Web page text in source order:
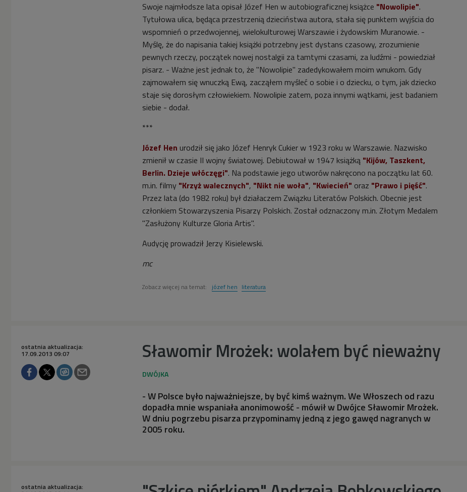
Swoje najmłodsze lata opisał Józef Hen w autobiograficznej książce "Nowolipie".
Tytułowa ulica, będąca przestrzenią dzieciństwa autora, stała się punktem wyjścia do
wspomnień o przedwojennej, wielokulturowej Warszawie i żydowskim Muranowie. -
Myślę, że do napisania takiej książki potrzebny jest dystans czasowy, zrozumienie
pewnych rzeczy, początek nowej nostalgii za tamtymi czasami, za ludźmi - powiedział
pisarz. - Ważne jest jednak to, że "Nowolipie" zadedykowałem moim wnukom. Gdy
zajmowałem się wnuczką Ewą, zacząłem myśleć o sobie i o dziecku, o tym, jak dziecko
staje się dorosłym człowiekiem. Nowolipie zatem, poza innymi wątkami, jest badaniem
siebie - dodał.
***
Józef Hen urodził się jako Józef Henryk Cukier w 1923 roku w Warszawie. Nazwisko
zmienił w czasie II wojny światowej. Debiutował w 1947 książką "Kijów, Taszkent,
Berlin. Dzieje włóczęgi". Na podstawie jego utworów nakręcono na początku lat 60.
m.in. filmy "Krzyż walecznych", "Nikt nie woła", "Kwiecień" oraz "Prawo i pięść".
Przez lata (do 1982 roku) był działaczem Związku Literatów Polskich. Obecnie jest
członkiem Stowarzyszenia Pisarzy Polskich. Został odznaczony m.in. Złotym Medalem
"Zasłużony Kulturze Gloria Artis".
Audycję prowadził Jerzy Kisielewski.
mc
Zobacz więcej na temat: józef hen literatura
Sławomir Mrożek: wolałem być nieważny
ostatnia aktualizacja:
17.09.2013 09:07
- W Polsce było najważniejsze, by być kimś ważnym. We Włoszech od razu
dopadła mnie wspaniała anonimowość - mówił w Dwójce Sławomir Mrożek.
W dniu pogrzebu pisarza przypominamy jedną z jego gawęd nagranych w
2005 roku.
ostatnia aktualizacja: